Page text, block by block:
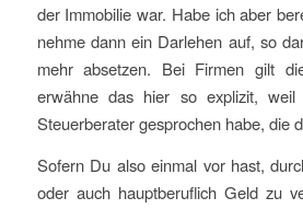
der Immobilie war. Habe ich aber
nehme dann ein Darlehen auf, so
mehr absetzen. Bei Firmen gilt
erwähne das hier so explizit, weil
Steuerberater gesprochen habe, die
Sofern Du also einmal vor hast,
oder auch hauptberuflich Geld zu